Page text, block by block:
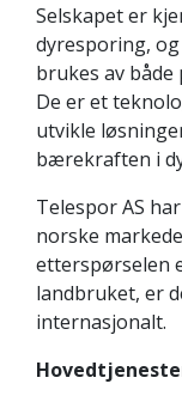
Selskapet er
dyresporing,
brukes av
De er et
utvikle
bærekraften i
Telespor AS
norske
etterspørselen
landbruket, er
internasjonalt.